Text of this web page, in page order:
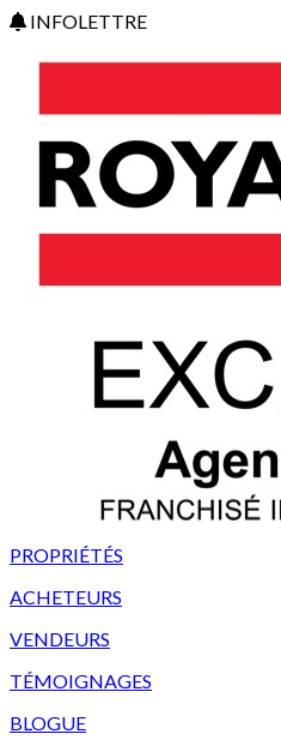
INFOLETTRE
PROPRIÉTÉS
ACHETEURS
VENDEURS
TÉMOIGNAGES
BLOGUE